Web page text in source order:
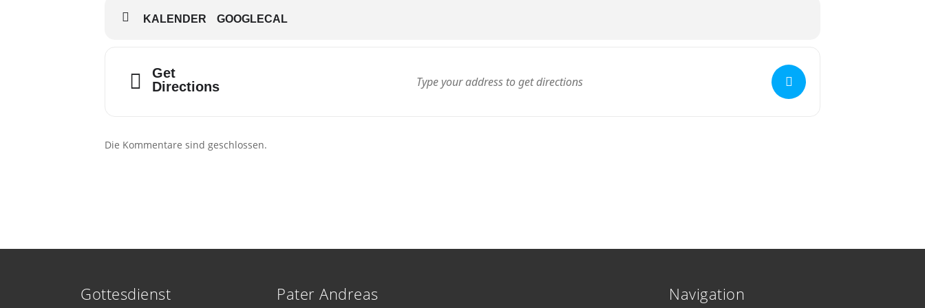
KALENDER GOOGLECAL
Get
Directions
Die Kommentare sind geschlossen.
Gottesdienst Pater Andreas Navigation